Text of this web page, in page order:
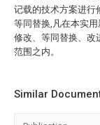
记载的技术方案进行
等同替换,凡在本实
修改、等同替换、改
范围之内。
Similar